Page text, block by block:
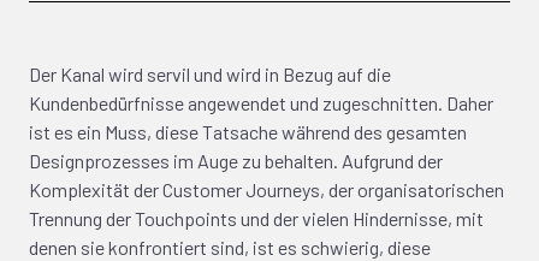
Der Kanal wird servil und wird in Bezug auf die
Kundenbedürfnisse angewendet und zugeschnitten. Daher
ist es ein Muss, diese Tatsache während des gesamten
Designprozesses im Auge zu behalten. Aufgrund der
Komplexität der Customer Journeys, der organisatorischen
Trennung der Touchpoints und der vielen Hindernisse, mit
denen sie konfrontiert sind, ist es schwierig, diese